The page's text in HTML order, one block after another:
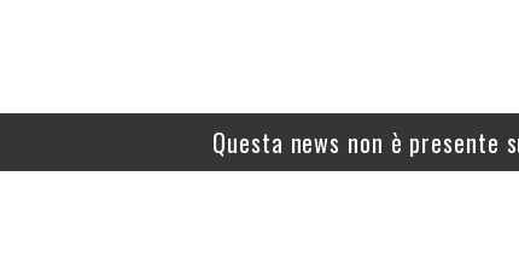
Questa news non è presente